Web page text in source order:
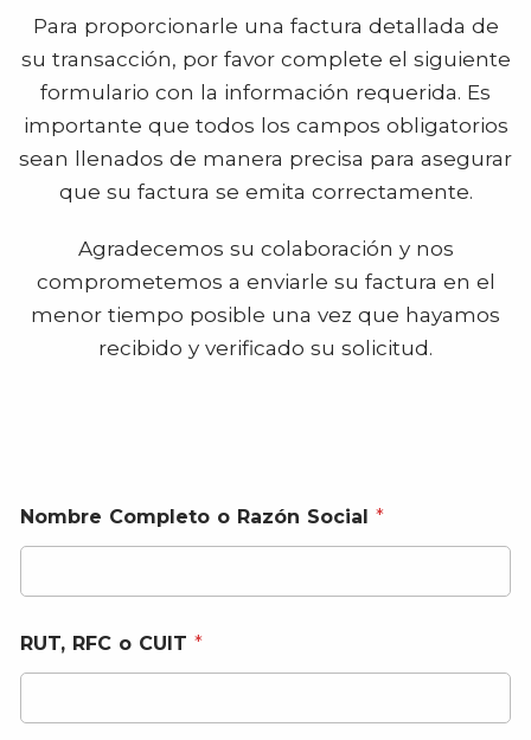
Para proporcionarle una factura detallada de
su transacción, por favor complete el siguiente
formulario con la información requerida. Es
importante que todos los campos obligatorios
sean llenados de manera precisa para asegurar
que su factura se emita correctamente.
Agradecemos su colaboración y nos
comprometemos a enviarle su factura en el
menor tiempo posible una vez que hayamos
recibido y verificado su solicitud.
Nombre Completo o Razón Social *
RUT, RFC o CUIT *